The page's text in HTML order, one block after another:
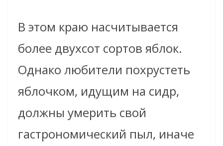
В этом краю насчитывается
более двухсот сортов яблок.
Однако любители похрустеть
яблочком, идущим на сидр,
должны умерить свой
гастрономический пыл, иначе